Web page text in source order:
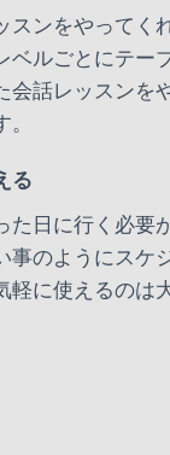
スンをやってく
ベルごとにテー
会話レッスンを
る
た日に行く必要
事のようにスケ
軽に使えるのは